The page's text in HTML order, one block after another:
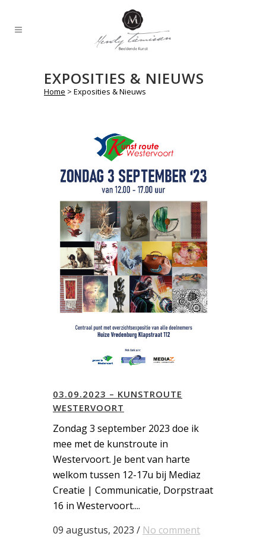
EXPOSITIES & NIEUWS
Home > Exposities & Nieuws
03.09.2023 – KUNSTROUTE
WESTERVOORT
Zondag 3 september 2023 doe ik
mee met de kunstroute in
Westervoort. Je bent van harte
welkom tussen 12-17u bij Mediaz
Creatie | Communicatie, Dorpstraat
16 in Westervoort....
09 augustus, 2023 / No comment